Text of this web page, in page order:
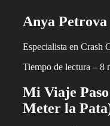
Anya Petrova
Especialista en Crash
Tiempo de lectura – 8
Mi Viaje
Meter la